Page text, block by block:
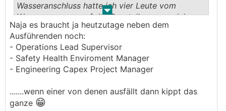
. .
Wasseranschluss hatte ich vier Leute vom
Wasserversoger auf der Baustelle, von welchen
einer den Anschluss in der Grube gemacht hat
und drei haben von oben zugeschaut, teilweise
rauchend - ein Topfoto
Achja, die Vier waren auch mit drei Autos da...
Naja es braucht ja heutzutage neben dem
Ausführenden noch:
- Operations Lead Supervisor
- Safety Health Enviroment Manager
- Engineering Capex Project Manager
.......wenn einer von denen ausfällt dann kippt das
ganze 😁